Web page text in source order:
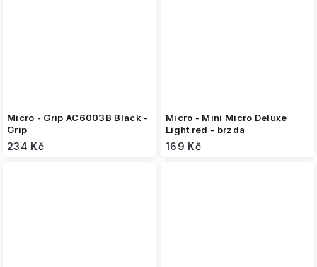
Micro - Grip AC6003B Black -
Grip
234 Kč
Micro - Mini Micro Deluxe
Light red - brzda
169 Kč